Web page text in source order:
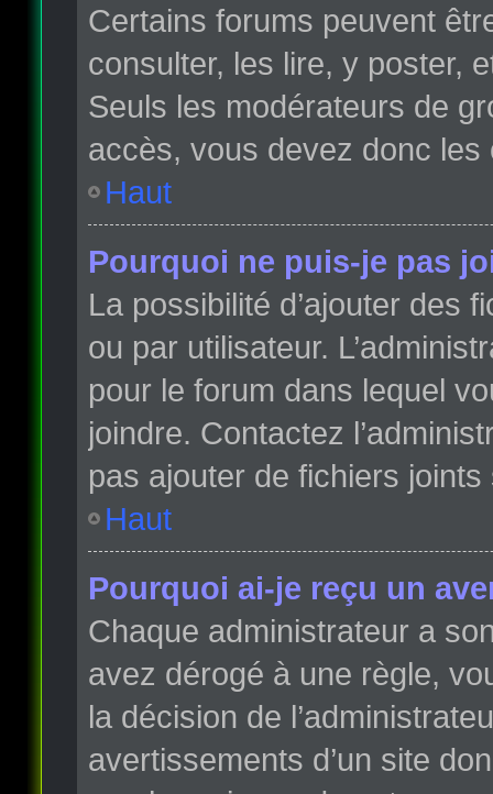
Certains forums peuvent
consulter, les lire, y poster,
Seuls les modérateurs de
accès, vous devez donc les
Haut
Pourquoi ne puis-je pas
La possibilité d’ajouter des
ou par utilisateur.
pour le forum dans lequel
joindre. Contactez
pas ajouter de fichiers
Haut
Pourquoi ai-je reçu un
Chaque administrateur a
avez dérogé à une règle,
la décision de
avertissements d’un site